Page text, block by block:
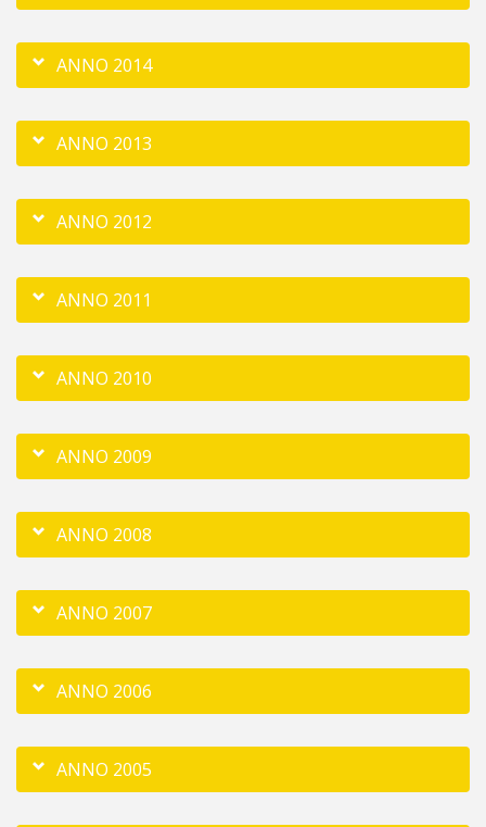
ANNO 2014
ANNO 2013
ANNO 2012
ANNO 2011
ANNO 2010
ANNO 2009
ANNO 2008
ANNO 2007
ANNO 2006
ANNO 2005